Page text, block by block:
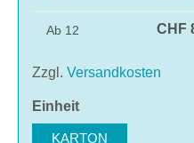
Ab 12 CHF
Zzgl. Versandkosten
Einheitauswählen
KARTON